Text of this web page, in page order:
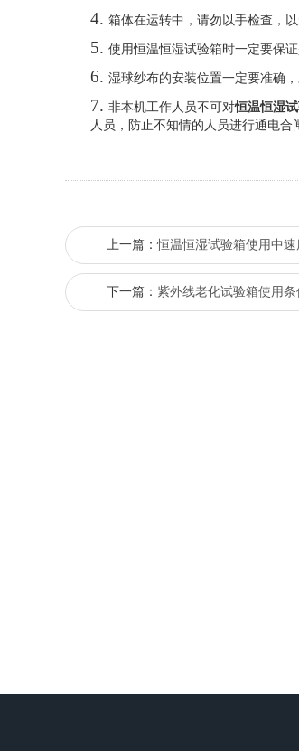
4. 箱体在运转中，请勿以手检查，
5. 使用恒温恒湿试验箱时一定要保
6. 湿球纱布的安装位置一定要准确
7. 非本机工作人员不可对恒温恒湿
人员，防止不知情的人员进行通电合
上一篇：恒温恒湿试验箱使用中速
下一篇： 紫外线老化试验箱使用